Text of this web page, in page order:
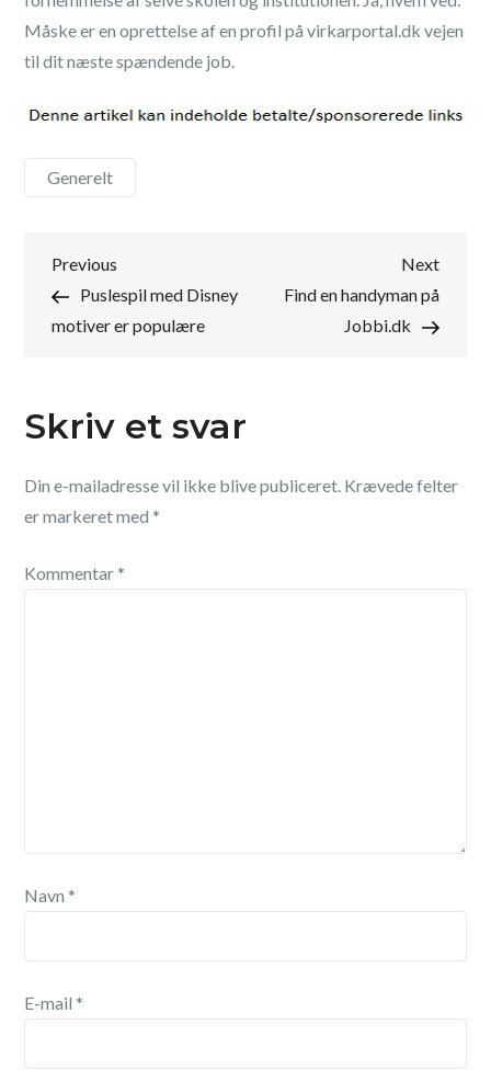
Måske er en oprettelse af en profil på virkarportal.dk vejen
til dit næste spændende job.
Generelt
Indlægsnavigation
Previous
Post
Previous
Puslespil med Disney
motiver er populære
Next
Post
Next
Find en handyman på
Jobbi.dk
Skriv et svar
Din e-mailadresse vil ikke blive publiceret. Krævede felter
er markeret med*
Kommentar*
Navn*
E-mail*